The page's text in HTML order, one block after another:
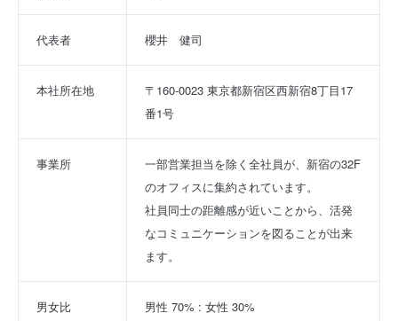
代表者 櫻井　健司
本社所在地
〒160-0023 東京都新宿区西新宿8丁目17
番1号
事業所
一部営業担当を除く全社員が、新宿の32F
のオフィスに集約されています。
社員同士の距離感が近いことから、活発
なコミュニケーションを図ることが出来
ます。
男女比 男性 70% : 女性 30%